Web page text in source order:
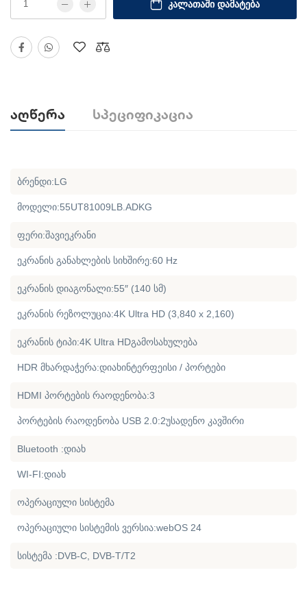
ᲙᲐᲚᲐᲗᲐᲨᲘ ᲓᲐᲛᲐᲢᲔᲑᲐ
Აღწერა Სპეციფიკაცია
ბრენდი:LG
მოდელი:55UT81009LB.ADKG
ფერი:შავიეკრანი
ეკრანის განახლების სიხშირე:60 Hz
ეკრანის დიაგონალი:55″ (140 სმ)
ეკრანის რეზოლუცია:4K Ultra HD (3,840 x 2,160)
ეკრანის ტიპი:4K Ultra HDგამოსახულება
HDR მხარდაჭერა:დიახინტერფეისი / პორტები
HDMI პორტების რაოდენობა:3
პორტების რაოდენობა USB 2.0:2უსადენო კავშირი
Bluetooth :დიახ
WI-FI:დიახ
ოპერაციული სისტემა
ოპერაციული სისტემის ვერსია:webOS 24
სისტემა :DVB-C, DVB-T/T2